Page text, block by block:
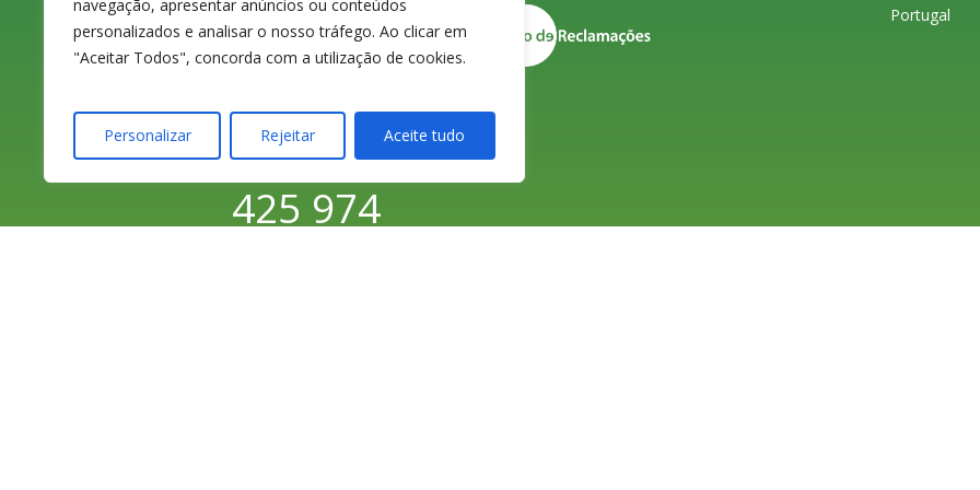
navegação, apresentar anúncios ou conteúdos
personalizados e analisar o nosso tráfego. Ao clicar em
"Aceitar Todos", concorda com a utilização de cookies.
Personalizar Rejeitar Aceite tudo
da Foz
233 420 141 / 233
425 974
Portugal